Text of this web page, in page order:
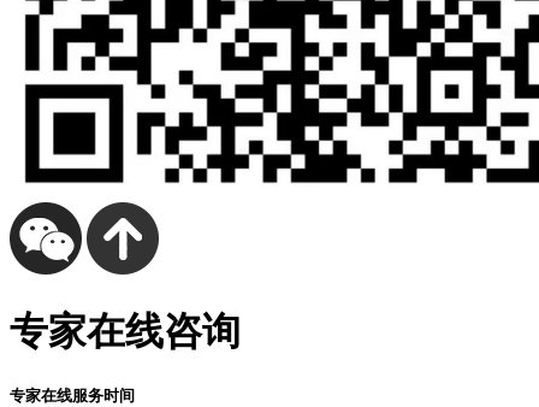
专家在线咨询
专家在线服务时间